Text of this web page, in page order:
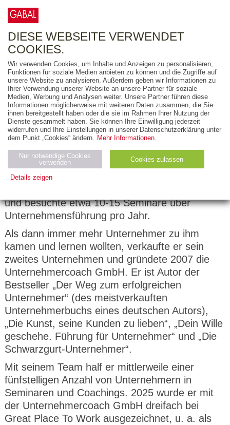
Stefan Merath
Stefan Merath gründete 1997 sein erstes
Software-Unternehmen, fand Investoren und
wuchs bis auf 30 Mitarbeiter. Da er damals noch
keine Ahnung vom Unternehmersein hatte,
scheiterte dies 2003 mit einer Insolvenz. Am
Tag danach gründete er sein zweites
Unternehmen und wollte es richtig machen. Er
und besuchte etwa 10-15 Seminare über
Unternehmensführung pro Jahr.
Als dann immer mehr Unternehmer zu ihm
kamen und lernen wollten, verkaufte er sein
zweites Unternehmen und gründete 2007 die
Unternehmercoach GmbH. Er ist Autor der
Bestseller „Der Weg zum erfolgreichen
Unternehmer“ (des meistverkauften
Unternehmerbuchs eines deutschen Autors),
„Die Kunst, seine Kunden zu lieben“, „Dein Wille
geschehe. Führung für Unternehmer“ und „Die
Schwarzgurt-Unternehmer“.
Mit seinem Team half er mittlerweile einer
fünfstelligen Anzahl von Unternehmern in
Seminaren und Coachings. 2025 wurde er mit
der Unternehmercoach GmbH dreifach bei
Great Place To Work ausgezeichnet, u. a. als
DIESE WEBSEITE VERWENDET
COOKIES.
Wir verwenden Cookies, um Inhalte und Anzeigen zu personalisieren,
Funktionen für soziale Medien anbieten zu können und die Zugriffe auf
unsere Website zu analysieren. Außerdem geben wir Informationen zu
Ihrer Verwendung unserer Website an unsere Partner für soziale
Medien, Werbung und Analysen weiter. Unsere Partner führen diese
Informationen möglicherweise mit weiteren Daten zusammen, die Sie
ihnen bereitgestellt haben oder die sie im Rahmen Ihrer Nutzung der
Dienste gesammelt haben. Sie können Ihre Einwilligung jederzeit
widerrufen und Ihre Einstellungen in unserer Datenschutzerklärung unter
dem Punkt „Cookies“ ändern. Mehr Informationen.
Nur notwendige Cookies
verwenden
Cookies zulassen
Details zeigen
Name
er
Zweck
CMS_S
ESSION
_ID
gabal-
verlag.
de
Wird für die Speicherung der Benutzer-
Session verwendet
Se
ssi
on
GV_CO
OKIES
gabal-
verlag.
Speichert den Zustimmungsstatus des
Benutzers für Cookies auf der aktuellen
Domäne.
90
Ta
H